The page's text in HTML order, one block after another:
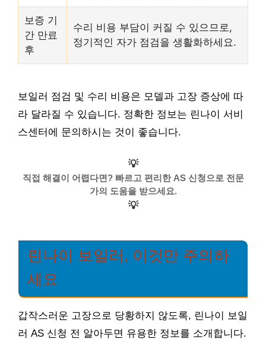
보증 기
간 만료
후
수리 비용 부담이 커질 수 있으므로,
정기적인 자가 점검을 생활화하세요.
보일러 점검 및 수리 비용은 모델과 고장 증상에 따
라 달라질 수 있습니다. 정확한 정보는 린나이 서비
스센터에 문의하시는 것이 좋습니다.
💡
직접 해결이 어렵다면? 빠르고 편리한 AS 신청으로 전문
가의 도움을 받으세요.
💡
린나이 보일러, 이것만 주의하
세요
갑작스러운 고장으로 당황하지 않도록, 린나이 보일
러 AS 신청 전 알아두면 유용한 정보를 소개합니다.